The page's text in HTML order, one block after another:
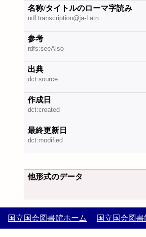
名称/タイトルのローマ字読み
ndl:transcription@ja-Latn
参考
rdfs:seeAlso
出典
dct:source
作成日
dct:created
最終更新日
dct:modified
他形式のデータ
国立国会図書館ホーム 国立国会図